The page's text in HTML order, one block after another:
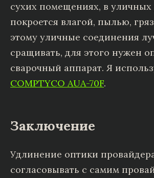
сухих помещениях, в уличных
покроется влагой, пылью,
этому уличные соединения
сращивать, для этого нужен
сварочный аппарат. Я
COMPTYCO AUA-70F.
Заключение
Удлинение оптики
согласовывать с самим